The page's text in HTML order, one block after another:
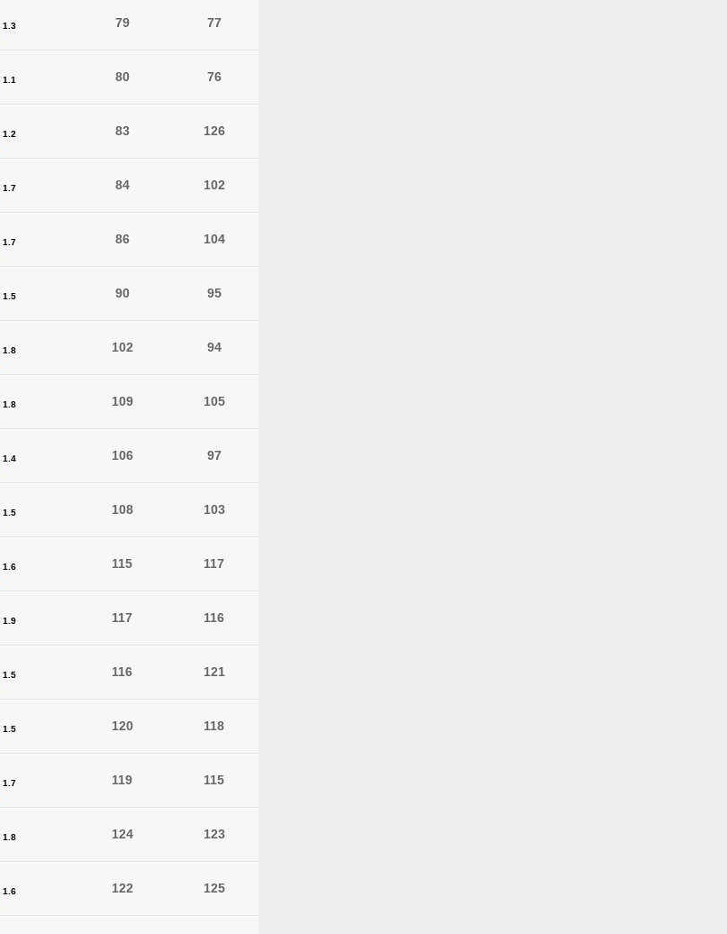
1.3
79 77
1.1
80 76
1.2
83 126
1.7
84 102
1.7
86 104
1.5
90 95
1.8
102 94
1.8
109 105
1.4
106 97
1.5
108 103
1.6
115 117
1.9
117 116
1.5
116 121
1.5
120 118
1.7
119 115
1.8
124 123
1.6
122 125